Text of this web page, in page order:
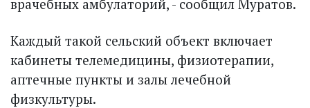
врачебных амбулаторий, - сообщил Муратов.
Каждый такой сельский объект включает
кабинеты телемедицины, физиотерапии,
аптечные пункты и залы лечебной
физкультуры.